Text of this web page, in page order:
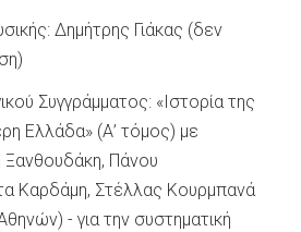
Δημήτρης Γιάκας (δεν
Συγγράμματος: «Ιστορία της
Ελλάδα» (Α’ τόμος) με
Ξανθουδάκη, Πάνου
Καρδάμη, Στέλλας Κουρμπανά
- για την συστηματική